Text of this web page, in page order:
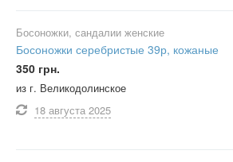
Босоножки, сандалии женские
Босоножки серебристые 39р, кожаные
350 грн.
из г. Великодолинское
18 августа 2025